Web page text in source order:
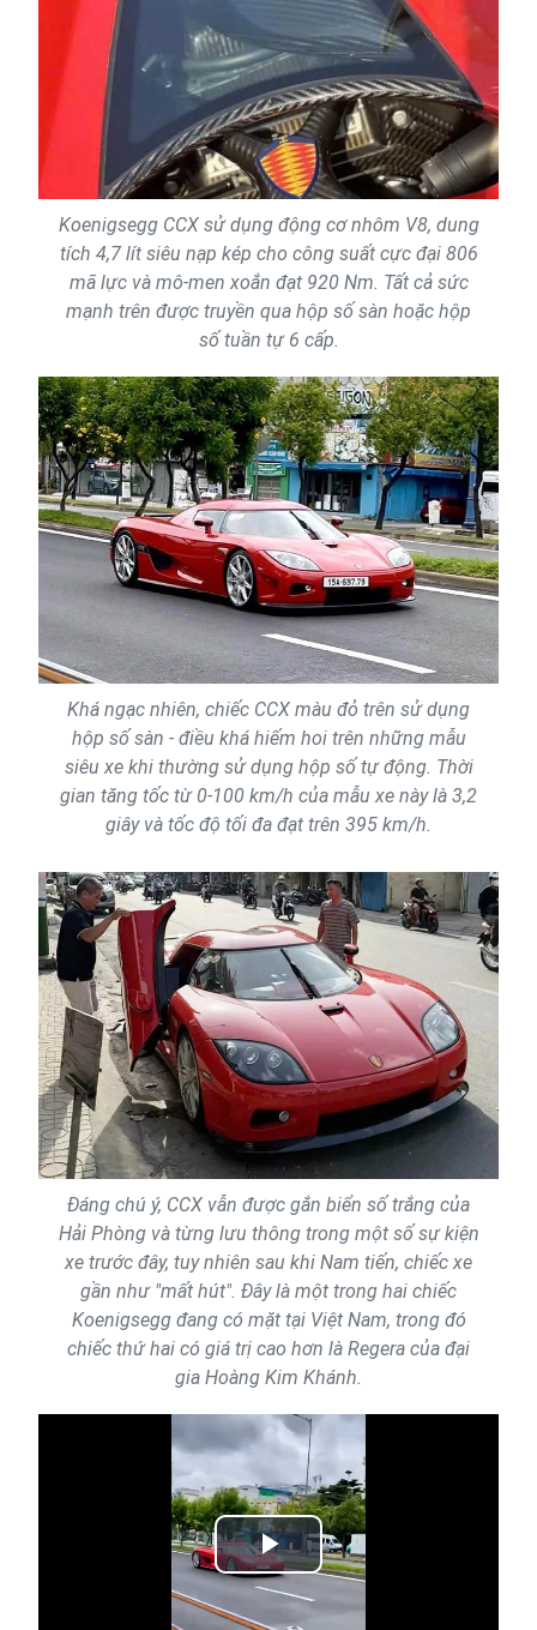
Koenigsegg CCX sử dụng động cơ nhôm V8, dung
tích 4,7 lít siêu nạp kép cho công suất cực đại 806
mã lực và mô-men xoắn đạt 920 Nm. Tất cả sức
mạnh trên được truyền qua hộp số sàn hoặc hộp
số tuần tự 6 cấp.
Khá ngạc nhiên, chiếc CCX màu đỏ trên sử dụng
hộp số sàn - điều khá hiếm hoi trên những mẫu
siêu xe khi thường sử dụng hộp số tự động. Thời
gian tăng tốc từ 0-100 km/h của mẫu xe này là 3,2
giây và tốc độ tối đa đạt trên 395 km/h.
Đáng chú ý, CCX vẫn được gắn biển số trắng của
Hải Phòng và từng lưu thông trong một số sự kiện
xe trước đây, tuy nhiên sau khi Nam tiến, chiếc xe
gần như "mất hút". Đây là một trong hai chiếc
Koenigsegg đang có mặt tại Việt Nam, trong đó
chiếc thứ hai có giá trị cao hơn là Regera của đại
gia Hoàng Kim Khánh.
Play